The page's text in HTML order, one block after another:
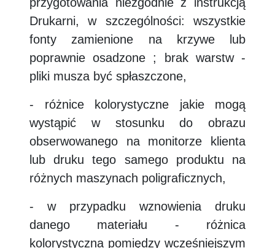
Drukarni, w szczególności: wszystkie
fonty zamienione na krzywe lub
poprawnie osadzone ; brak warstw -
pliki musza być spłaszczone,
- różnice kolorystyczne jakie mogą
wystąpić w stosunku do obrazu
obserwowanego na monitorze klienta
lub druku tego samego produktu na
różnych maszynach poligraficznych,
- w przypadku wznowienia druku
danego materiału - różnica
kolorystyczna pomiędzy wcześniejszym